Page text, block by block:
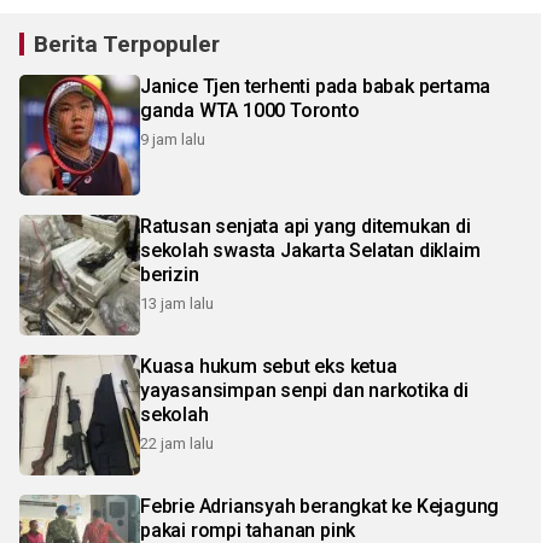
Berita Terpopuler
Janice Tjen terhenti pada babak pertama
ganda WTA 1000 Toronto
9 jam lalu
Ratusan senjata api yang ditemukan di
sekolah swasta Jakarta Selatan diklaim
berizin
13 jam lalu
Kuasa hukum sebut eks ketua
yayasansimpan senpi dan narkotika di
sekolah
22 jam lalu
Febrie Adriansyah berangkat ke Kejagung
pakai rompi tahanan pink